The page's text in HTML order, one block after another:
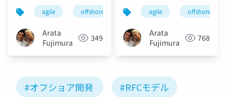
agile offshore
Arata
Fujimura
349
agile offshore
Arata
Fujimura
768
#オフショア開発 #RFCモデル